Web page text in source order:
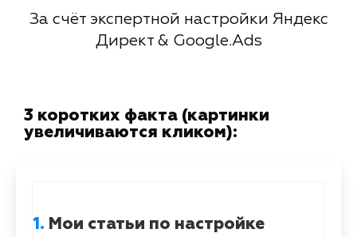
За счёт экспертной настройки Яндекс
Директ & Google.Ads
3 коротких факта (картинки
увеличиваются кликом):
1. Мои статьи по настройке